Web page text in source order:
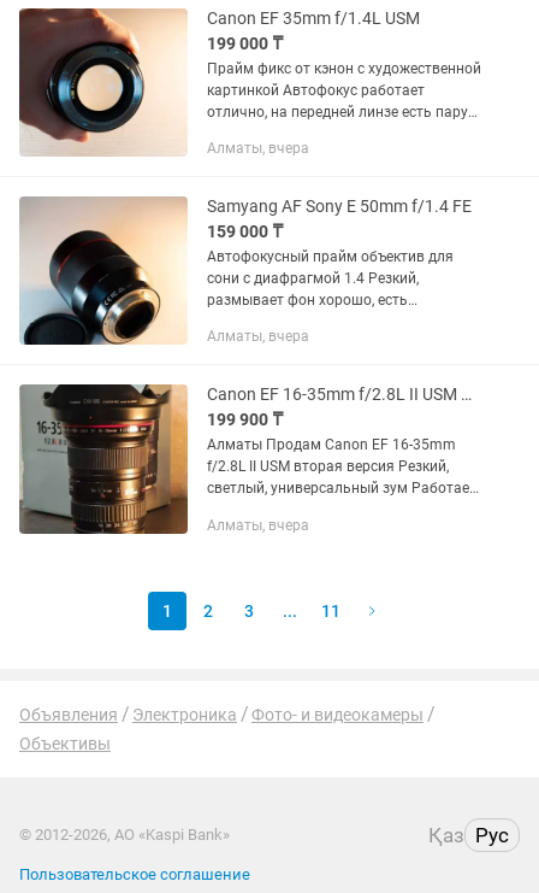
Canon EF 35mm f/1.4L USM
199 000 ₸
Прайм фикс от кэнон с художественной
картинкой Автофокус работает
отлично, на передней линзе есть пару
картинку
Алматы, вчера
Samyang AF Sony E 50mm f/1.4 FE
159 000 ₸
Автофокусный прайм объектив для
сони с диафрагмой 1.4 Резкий,
размывает фон хорошо, есть
работу Так же есть другие объективы,
Алматы, вчера
Canon EF 16-35mm f/2.8L II USM Идеал
199 900 ₸
Алматы Продам Canon EF 16-35mm
f/2.8L II USM вторая версия Резкий,
светлый, универсальный зум Работает
Алматы, вчера
1 2 3 ... 11
Объявления Электроника
Фото- и видеокамеры
Объективы
© 2012-2026, АО «Kaspi Bank» Қаз Рус
Пользовательское соглашение